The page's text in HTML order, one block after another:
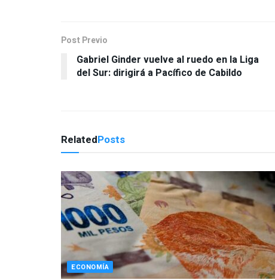
Post Previo
Gabriel Ginder vuelve al ruedo en la Liga
del Sur: dirigirá a Pacífico de Cabildo
RelatedPosts
ECONOMÍA